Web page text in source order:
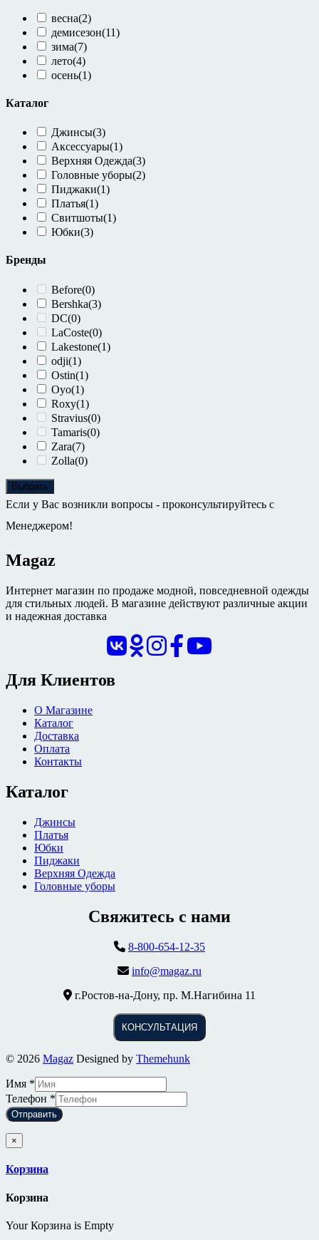
весна(2)
демисезон(11)
зима(7)
лето(4)
осень(1)
Каталог
Джинсы(3)
Аксессуары(1)
Верхняя Одежда(3)
Головные уборы(2)
Пиджаки(1)
Платья(1)
Свитшоты(1)
Юбки(3)
Бренды
Before(0)
Bershka(3)
DC(0)
LaCoste(0)
Lakestone(1)
odji(1)
Ostin(1)
Oyo(1)
Roxy(1)
Stravius(0)
Tamaris(0)
Zara(7)
Zolla(0)
Выбрать
Если у Вас возникли вопросы - проконсультируйтесь с
Менеджером!
Magaz
Интернет магазин по продаже модной, повседневной одежды
для стильных людей. В магазине действуют различные акции
и надежная доставка
Для Клиентов
О Магазине
Каталог
Доставка
Оплата
Контакты
Каталог
Джинсы
Платья
Юбки
Пиджаки
Верхняя Одежда
Головные уборы
Свяжитесь с нами
8-800-654-12-35
info@magaz.ru
г.Ростов-на-Дону, пр. М.Нагибина 11
КОНСУЛЬТАЦИЯ
© 2026 Magaz Designed by Themehunk
Имя *
Телефон *
Отправить
×
Корзина
Корзина
Your Корзина is Empty